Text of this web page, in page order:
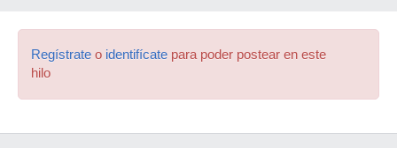
Regístrate o identifícate para poder postear en este
hilo